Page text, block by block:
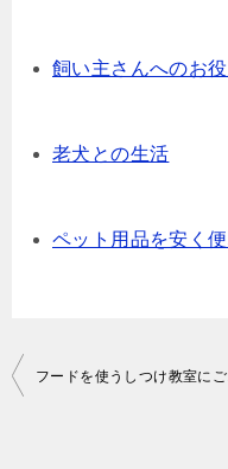
飼い主さんへのお
老犬との生活
ペット用品を安く便
投